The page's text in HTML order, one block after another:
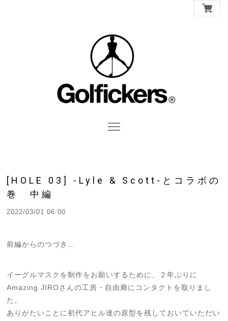
[HOLE 03] -Lyle & Scott-とコラボの
巻 中編
2022/03/01 06:00
前編からのつづき…
イーグルマスクを制作をお願いするために、２年ぶりに
Amazing JIROさんの工房・自由廊にコンタクトを取りまし
た。
ありがたいことに初代アヒル達の原型を残しておいていただい